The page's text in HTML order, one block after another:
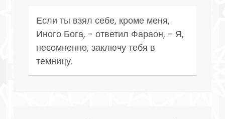
Если ты взял себе, кроме меня,
Иного Бога, - ответил Фараон, - Я,
несомненно, заключу тебя в
темницу.